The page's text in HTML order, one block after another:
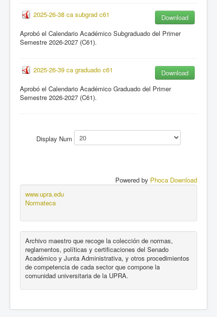
2025-26-38 ca subgrad c61
Download
Aprobó el Calendario Académico Subgraduado del Primer
Semestre 2026-2027 (C61).
2025-26-39 ca graduado c61
Download
Aprobó el Calendario Académico Graduado del Primer
Semestre 2026-2027 (C61).
Display Num
Powered by Phoca Download
www.upra.edu
Normateca
Archivo maestro que recoge la colección de normas,
reglamentos, políticas y certificaciones del Senado
Académico y Junta Administrativa, y otros procedimientos
de competencia de cada sector que compone la
comunidad universitaria de la UPRA.